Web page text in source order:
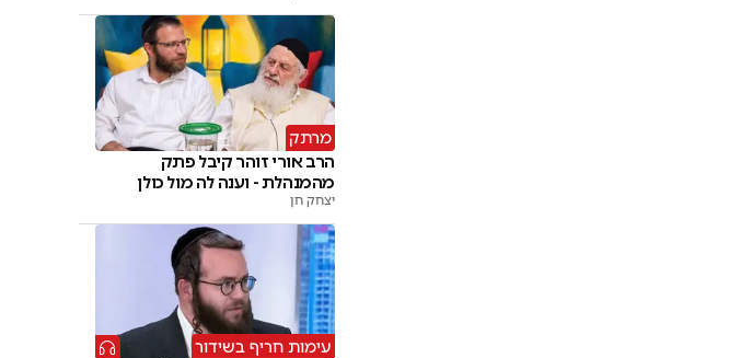
מרתק
הרב אורי זוהר קיבל פתק
מהמנהלת - וענה לה מול כולן
יצחק חן
עימות חריף בשידור